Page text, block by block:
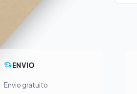
ENVIO
Envio gratuito